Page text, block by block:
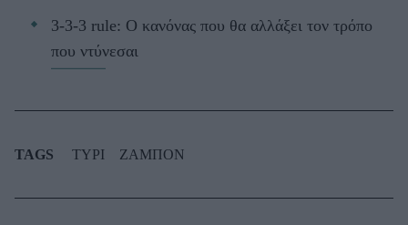
3-3-3 rule: Ο κανόνας που θα αλλάξει τον τρόπο
που ντύνεσαι
TAGS ΤΥΡΙ ΖΑΜΠΟΝ